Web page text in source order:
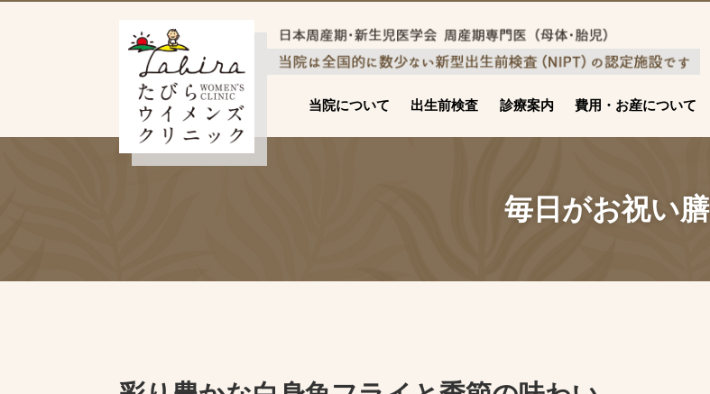
当院について 出生前検査 診療案内 費用・お産について
毎日がお祝い膳